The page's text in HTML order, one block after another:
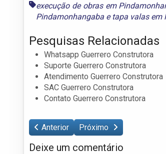
execução de obras em
Pindamonhangaba e tapa valas em
Pesquisas Relacionadas
Whatsapp Guerrero Construtora
Suporte Guerrero Construtora
Atendimento Guerrero Construtora
SAC Guerrero Construtora
Contato Guerrero Construtora
Anterior Próximo
Deixe um comentário